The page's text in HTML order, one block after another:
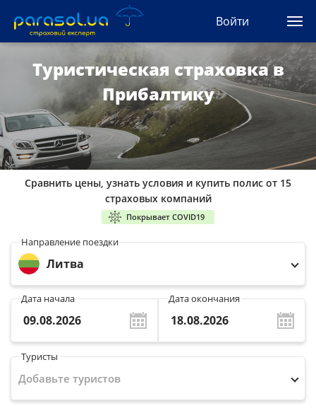
Войти
(093) 170-33-90
Ua En
Все сервисы
Автогражданка
Зеленая карта
Туристическая
КАСКО
Автоюрист
Имущество
Справочник компаний
Новости
Туристическая страховка в
Прибалтику
Сравнить цены, узнать условия и купить полис от 15
страховых компаний
Покрывает COVID19
Направление поездки
Литва
Дата начала Дата окончания
Туристы
Добавьте туристов